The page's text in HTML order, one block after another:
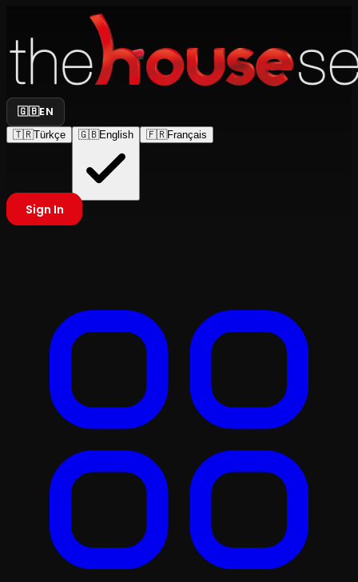
🇬🇧EN
🇹🇷Türkçe 🇬🇧English 🇫🇷Français
Sign In